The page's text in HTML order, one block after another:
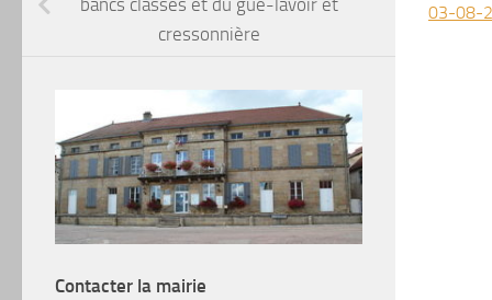
03-08-
bancs classés et du gué-lavoir et
cressonnière
Contacter la mairie